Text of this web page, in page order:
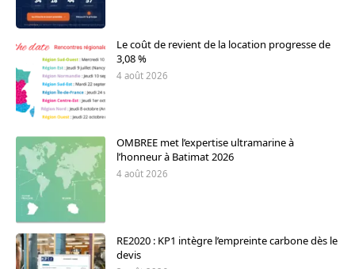
Le coût de revient de la location progresse de
3,08 %
4 août 2026
OMBREE met l’expertise ultramarine à
l’honneur à Batimat 2026
4 août 2026
RE2020 : KP1 intègre l’empreinte carbone dès le
devis